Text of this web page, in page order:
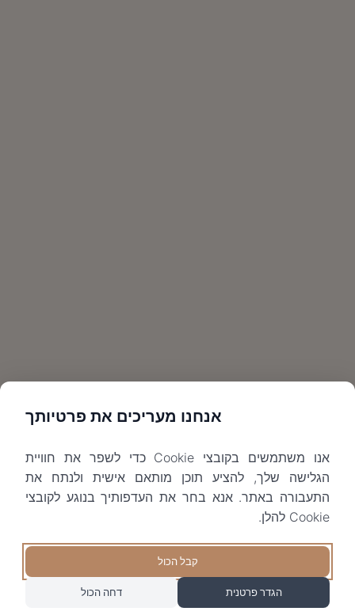
אנחנו מעריכים את פרטיותך
אנו משתמשים בקובצי Cookie כדי לשפר את חוויית
הגלישה שלך, להציע תוכן מותאם אישית ולנתח את
התעבורה באתר. אנא בחר את העדפותיך בנוגע לקובצי
Cookie להלן.
קבל הכול
הגדר פרטנית דחה הכול